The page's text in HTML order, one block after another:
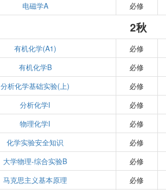
电磁学A 必修
2秋
有机化学(A1) 必修
有机化学B 必修
分析化学基础实验(上) 必修
分析化学I 必修
物理化学I 必修
化学实验安全知识 必修
大学物理-综合实验B 必修
马克思主义基本原理 必修